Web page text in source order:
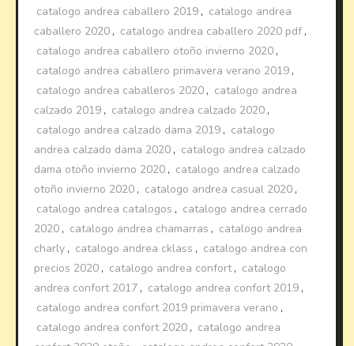
catalogo andrea caballero 2019 , catalogo andrea
caballero 2020 , catalogo andrea caballero 2020 pdf ,
catalogo andrea caballero otoño invierno 2020 ,
catalogo andrea caballero primavera verano 2019 ,
catalogo andrea caballeros 2020 , catalogo andrea
calzado 2019 , catalogo andrea calzado 2020 ,
catalogo andrea calzado dama 2019 , catalogo
andrea calzado dama 2020 , catalogo andrea calzado
dama otoño invierno 2020 , catalogo andrea calzado
otoño invierno 2020 , catalogo andrea casual 2020 ,
catalogo andrea catalogos , catalogo andrea cerrado
2020 , catalogo andrea chamarras , catalogo andrea
charly , catalogo andrea cklass , catalogo andrea con
precios 2020 , catalogo andrea confort, catalogo
andrea confort 2017 , catalogo andrea confort 2019 ,
catalogo andrea confort 2019 primavera verano ,
catalogo andrea confort 2020 , catalogo andrea